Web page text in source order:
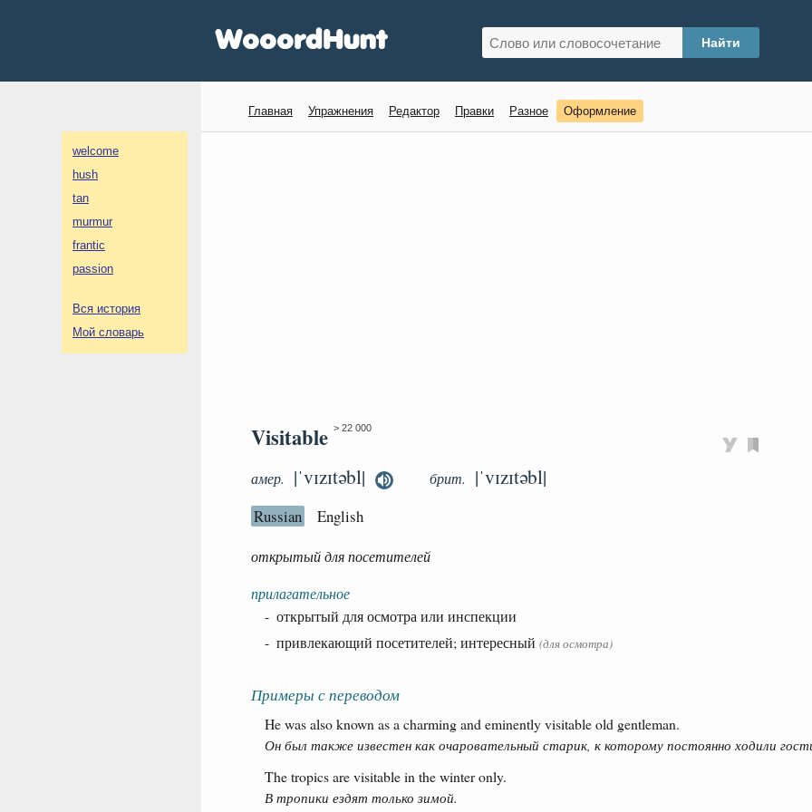
welcome
hush
tan
murmur
frantic
passion
Вся история
Мой словарь
Главная Упражнения Редактор Правки Разное Оформление
Visitable > 22 000
амер. |ˈvɪzɪtəbl| брит. |ˈvɪzɪtəbl|
Russian English
открытый для посетителей
прилагательное
- открытый для осмотра или инспекции
- привлекающий посетителей; интересный (для осмотра)
Примеры с переводом
He was also known as a charming and eminently visitable old gentleman.
Он был также известен как очаровательный старик, к которому постоянно ходили
The tropics are visitable in the winter only.
В тропики ездят только зимой.